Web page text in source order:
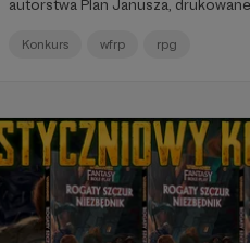
autorstwa Plan Janusza,
Konkurs wfrp rpg